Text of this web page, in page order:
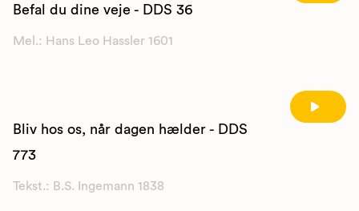
Befal du dine veje - DDS 36
Mel.: Hans Leo Hassler 1601
Bliv hos os, når dagen hælder - DDS
773
Tekst.: B.S. Ingemann 1838